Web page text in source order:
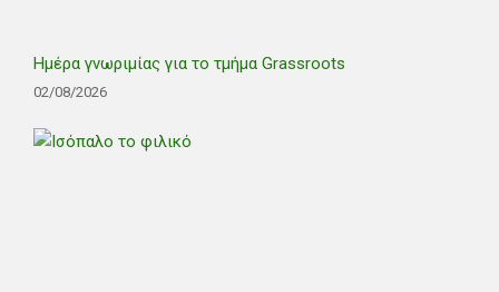
Ημέρα γνωριμίας για το τμήμα Grassroots
02/08/2026